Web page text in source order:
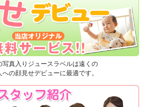
写真入りジュースラベルは遠くの
の顔見せデビューに最適です。